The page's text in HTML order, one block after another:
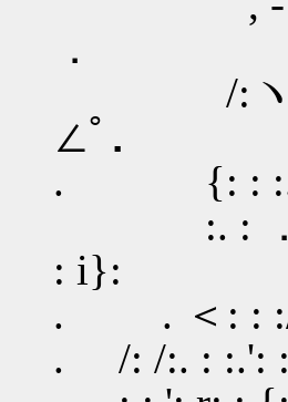
． その
/:ヽ: : :
∠ﾟ．
. {: : :.丶:/
:. : ．:.7
: i}:
. . ＜: : :/: :
. /: /:. : :.': :